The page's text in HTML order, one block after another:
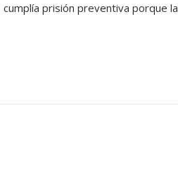
cumplía prisión preventiva porque la